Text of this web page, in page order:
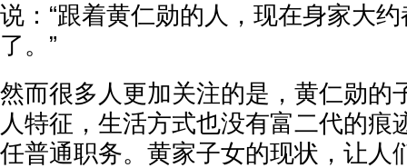
说：“跟着黄仁勋的人，现在身家大
了。”
然而很多人更加关注的是，黄仁勋的
人特征，生活方式也没有富二代的痕
任普通职务。黄家子女的现状，让人